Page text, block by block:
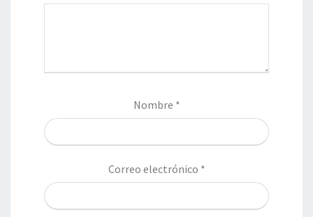
Nombre *
Correo electrónico *